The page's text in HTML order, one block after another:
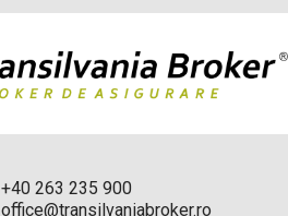
+40 263 235 900
office@transilvaniabroker.ro